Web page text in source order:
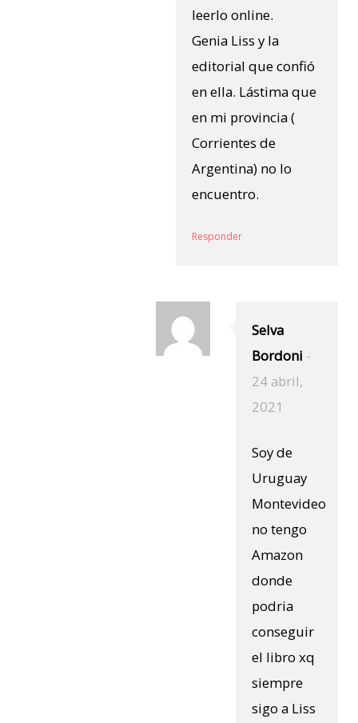
leerlo online.
Genia Liss y la
editorial que confió
en ella. Lástima que
en mi provincia (
Corrientes de
Argentina) no lo
encuentro.
Responder
Selva
Bordoni -
24 abril,
2021
Soy de
Uruguay
Montevideo
no tengo
Amazon
donde
podria
conseguir
el libro xq
siempre
sigo a Liss